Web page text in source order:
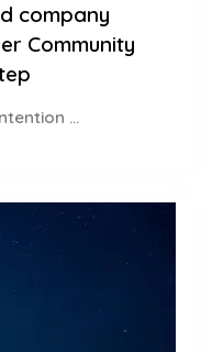
company
Community
...